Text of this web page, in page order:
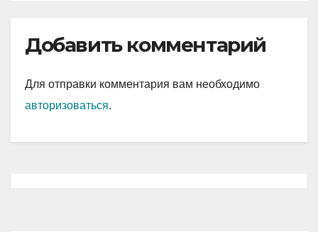
Добавить комментарий
Для отправки комментария вам необходимо
авторизоваться.